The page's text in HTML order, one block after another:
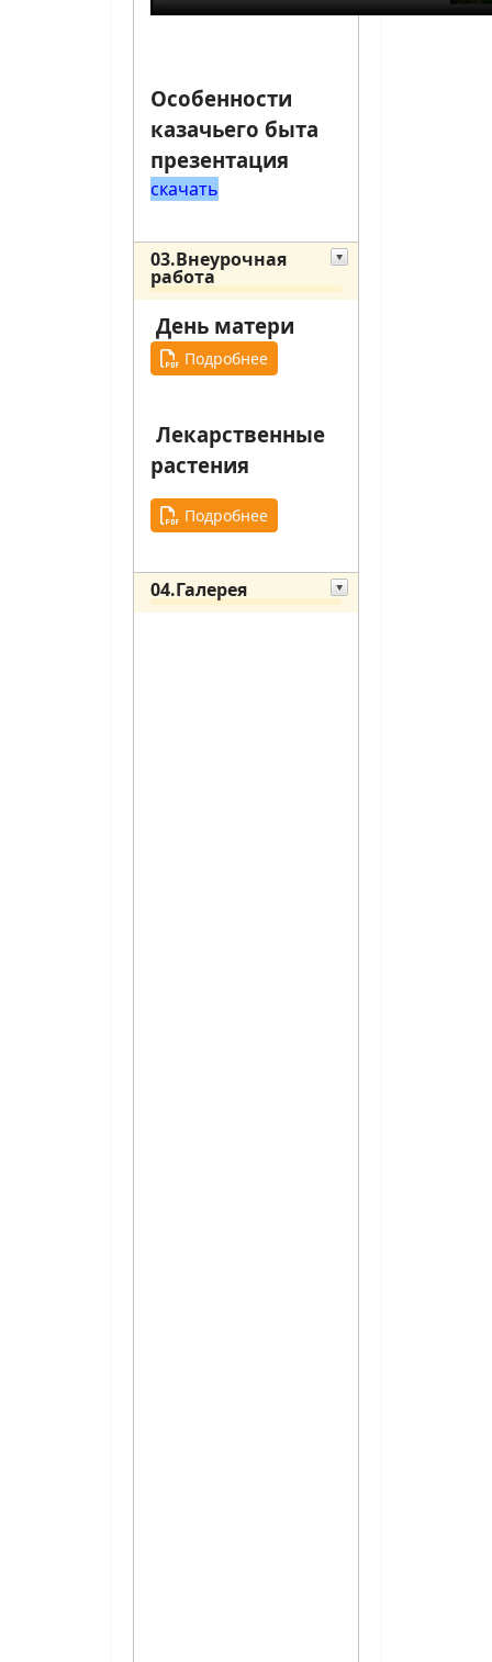
Особенности
казачьего быта
презентация
скачать
03.Внеурочная
работа
День матери
Подробнее
Лекарственные
растения
Подробнее
04.Галерея